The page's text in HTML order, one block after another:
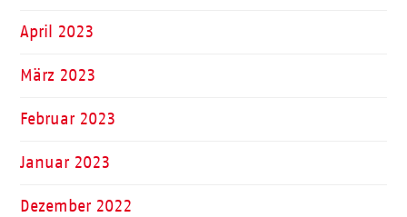
April 2023
März 2023
Februar 2023
Januar 2023
Dezember 2022